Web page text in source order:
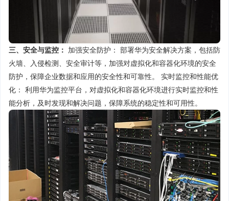
三、安全与监控： 加强安全防护： 部署华为安全解决方案，包括防
火墙、入侵检测、安全审计等，加强对虚拟化和容器化环境的安全
防护，保障企业数据和应用的安全性和可靠性。 实时监控和性能优
化： 利用华为监控平台，对虚拟化和容器化环境进行实时监控和性
能分析，及时发现和解决问题，保障系统的稳定性和可用性。